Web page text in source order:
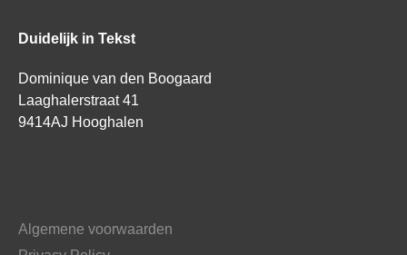
Duidelijk in Tekst
Dominique van den Boogaard
Laaghalerstraat 41
9414AJ Hooghalen
Algemene voorwaarden